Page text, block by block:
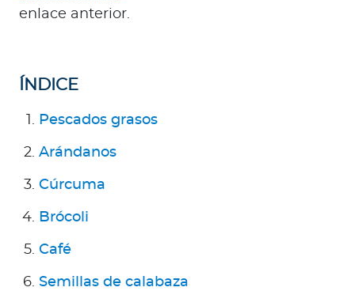
Red de Salud
Contáctanos
enlace anterior.
ÍNDICE
Pescados grasos
Arándanos
Cúrcuma
Brócoli
Café
Semillas de calabaza